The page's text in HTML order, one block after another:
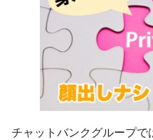
チャットバンクグループ